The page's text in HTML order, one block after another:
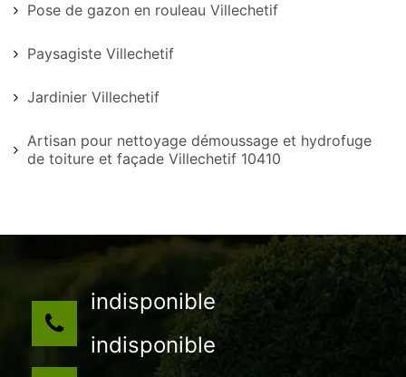
Pose de gazon en rouleau Villechetif
Paysagiste Villechetif
Jardinier Villechetif
Artisan pour nettoyage démoussage et hydrofuge
de toiture et façade Villechetif 10410
indisponible
indisponible